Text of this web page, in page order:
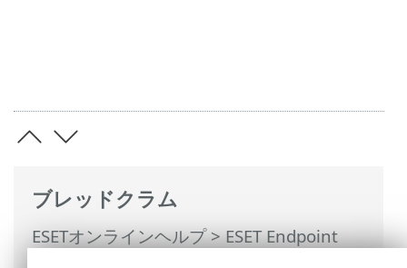
ブレッドクラム
ESETオンラインヘルプ>ESET Endpoint